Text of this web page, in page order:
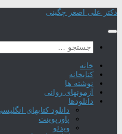
Skip
content
دکتر علی اصغر چگینی
جستجو
برای:
خانه
کتابخانه
نوشته ها
آزمونهای روانی
دانلودها
دانلود کتابهای
پاورپوینت
ویدئو